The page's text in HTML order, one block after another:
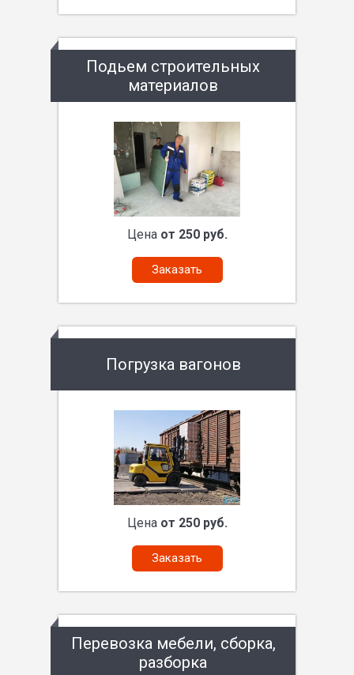
Подьем строительных
материалов
Цена от 250 руб.
Заказать
Погрузка вагонов
Цена от 250 руб.
Заказать
Перевозка мебели, сборка,
разборка